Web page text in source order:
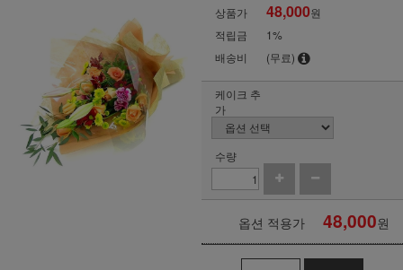
상품가 48,000원
적립금
1%
배송비
(무료)
케이크 추
가
수량
옵션 적용가 48,000원